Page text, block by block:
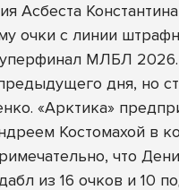
Асбеста
очки с линии
МЛБЛ 2026.
дня, но
«Арктика»
Костомахой в
что
из 16 очков и 10